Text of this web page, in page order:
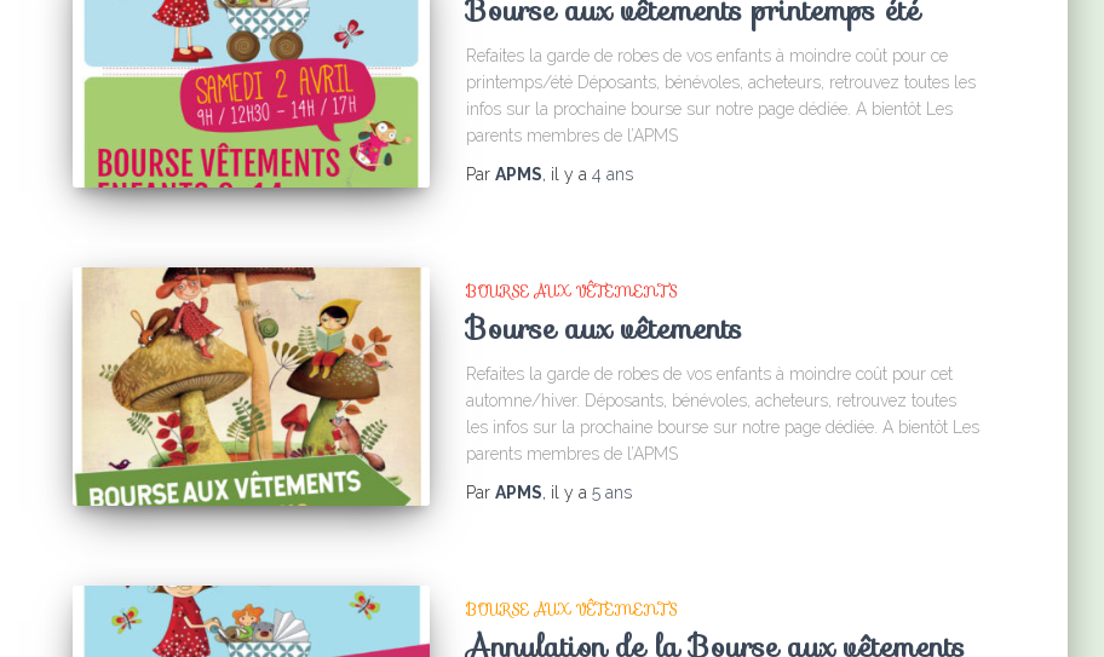
Bourse aux vêtements printemps été
Refaites la garde de robes de vos enfants à moindre coût pour ce
printemps/été Déposants, bénévoles, acheteurs, retrouvez toutes les
infos sur la prochaine bourse sur notre page dédiée. A bientôt Les
parents membres de l’APMS
Par APMS, il y a 4 ans
BOURSE AUX VÊTEMENTS
Bourse aux vêtements
Refaites la garde de robes de vos enfants à moindre coût pour cet
automne/hiver. Déposants, bénévoles, acheteurs, retrouvez toutes
les infos sur la prochaine bourse sur notre page dédiée. A bientôt Les
parents membres de l’APMS
Par APMS, il y a 5 ans
BOURSE AUX VÊTEMENTS
Annulation de la Bourse aux vêtements